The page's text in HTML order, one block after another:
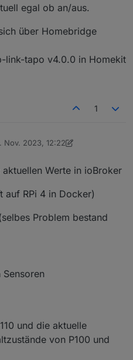
egal ob an/aus.
über Homebridge
link-tapo v4.0.0 in Homekit
1
Nov. 2023, 12:22
JuergenLessner
aktuellen Werte in ioBroker
auf RPi 4 in Docker)
Problem bestand
und die aktuelle
von P100 und